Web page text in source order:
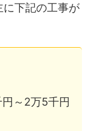
に下記の工事が
円～2万5千円